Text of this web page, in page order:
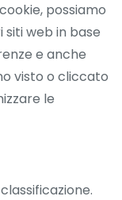
possiamo
web in base
e anche
visto o cliccato
le